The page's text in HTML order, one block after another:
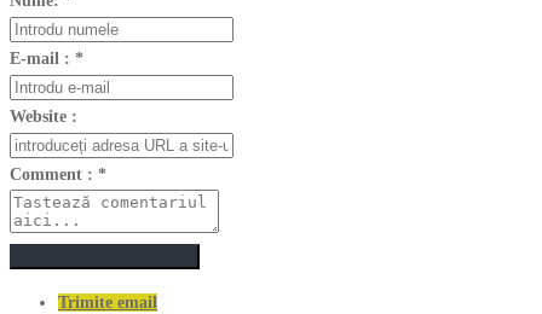
E-mail : *
Website :
Comment : *
Trimite email